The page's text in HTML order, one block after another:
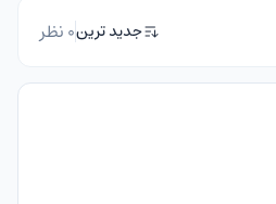
جدید ترین0 نظر